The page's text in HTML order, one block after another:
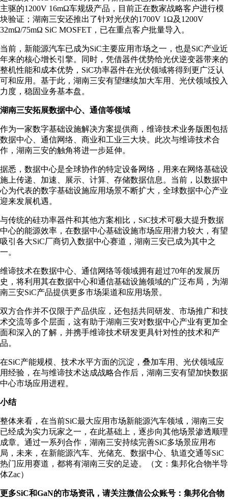
主驱的1200V 16mΩ车规级产品，目前正在数家战略客户进行模
块验证；湖南三安还推出了针对光伏的1700V 1Ω及1200V
32mΩ/75mΩ SiC MOSFET，已在重点客户批量导入。
当前，新能源汽车已成为SiC主要应用市场之一，也是SiC产业近
年来的核心增长引擎。同时，凭借器件优势给光伏逆变器带来的
整机性能和成本优势，SiC功率器件在光伏领域将得到更广泛认
可和应用。基于此，湖南三安有望继续加大车用、光伏领域投入
力度，稳固业务基本盘。
湖南三安拓展数据中心、通信等领域
作为一家数字基础设施解决方案提供商，维谛技术业务版图包括
数据中心、通信网络、商业和工业三大块。此次与维谛技术合
作，湖南三安的触角将进一步延伸。
据悉，数据中心是全球协作的特定设备网络，用来在网络基础设
施上传递、加速、展示、计算、存储数据信息。当前，以数据中
心为代表的数字基础设施应用场景不断扩大，全球数据中心产业
迎来发展机遇。
与传统的硅功率器件和其他方案相比，SiC技术可极大提升数据
中心的能源效率，在数据中心基础设施市场应用潜力较大，有望
吸引各大SiC厂商切入数据中心赛道，湖南三安已成为其中之
一。
维谛技术在数据中心、通信网络等领域拥有超过70年的发展历
史，将利用其在数据中心和通信基础设施领域的广泛布局，为湖
南三安SiC产品提供更多市场渠道和应用场景。
双方合作并不仅限于产品供应，还包括共同研发、市场推广和技
术交流等多个层面，这有助于湖南三安对数据中心产业有更加全
面和深入的了解，并携手维谛技术研发更具针对性的技术和产
品。
在SiC产能规模、技术水平方面的沉淀，叠加车用、光伏领域应
用经验，在与维谛技术达成战略合作后，湖南三安有望加快数据
中心市场应用进程。
小结
整体来看，在当前SiC最大应用市场新能源汽车领域，湖南三安
已经成为实力玩家之一，在此基础上，逐步向其他场景渗透顺理
成章。通过一系列合作，湖南三安持续完善SiC多场景应用布
局，未来，在新能源汽车、光储充、数据中心、轨道交通等SiC
热门应用赛道，都将有湖南三安的足迹。（文：集邦化合物半导
体Zac）
更多SiC和GaN的市场资讯，请关注微信公众账号：集邦化合物